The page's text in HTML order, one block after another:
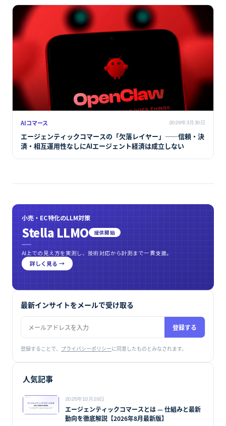
AIコマース 2026年3月30日
エージェンティックコマースの「欠落レイヤー」――信頼・決
済・相互運用性なしにAIエージェント経済は成立しない
小売・EC特化のLLM対策
Stella LLMO 提供開始
AI上での見え方を実測し、技術対応から計測まで一貫支援。
詳しく見る →
最新インサイトをメールで受け取る
登録する
登録することで、 プライバシーポリシーに同意したものとみなされます。
人気記事
2025年10月29日
エージェンティックコマースとは — 仕組みと最新
動向を徹底解説【2026年8月最新版】